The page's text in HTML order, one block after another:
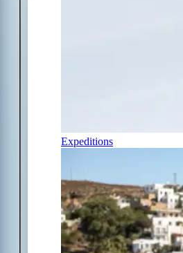
Expeditions